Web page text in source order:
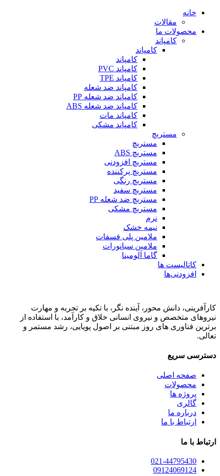
خانه
مقالات
محصولات ما
کامپاند
کامپاند
کامپاند
کامپاند PVC
کامپاند TPE
کامپاند ضد شعله
کامپاند ضد شعله PP
کامپاند ضد شعله ABS
کامپاند مات
کامپاند مشکی
مستربچ
مستربچ
مستربچ ABS
مستربچ افزودنی
مستربچ پرکننده
مستربچ رنگی
مستربچ‌ سفید
مستربچ ضد شعله PP
مستربچ مشکی
نرم
نیمه خشک
ملامین پلی فسفات
ملامین سیانورات
گاما آلومینا
کاتالیست ها
افزودنی‌ها
کارآفرینی، دانش محور، آینده نگر، با تکیه بر تجربه و مهارت
نیروهای متخصص و نیروی انسانی خلاق و کارآمد، با استفاده از
برترین فناوری های روز مبتنی بر اصول پویایی، رشد مستمر و
تعالی.
دسترسی سریع
صفحه اصلی
محصولات
پروژه ها
گالری
درباره ما
ارتباط با ما
ارتباط با ما
021-44795430
09124069124